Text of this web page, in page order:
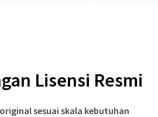
Lisensi Resmi
sesuai skala kebutuhan